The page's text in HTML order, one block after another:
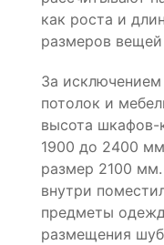
как роста и
размеров
За
потолок и
высота шкафов-
1900 до 2400
размер 2100
внутри
предметы
размещения